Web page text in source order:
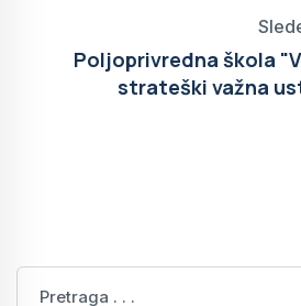
Poljoprivredna škola
strateški važna